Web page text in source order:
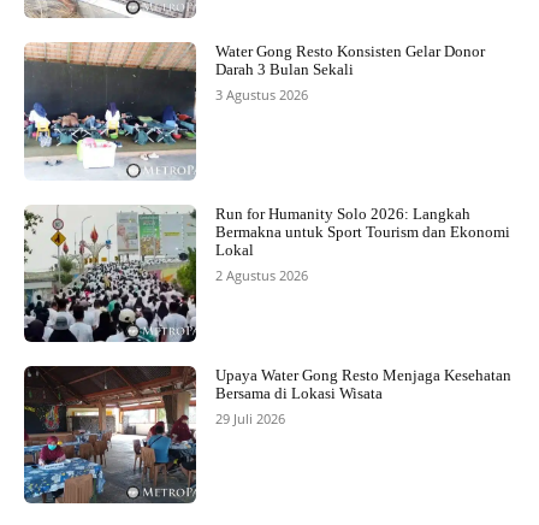
Water Gong Resto Konsisten Gelar Donor
Darah 3 Bulan Sekali
3 Agustus 2026
Run for Humanity Solo 2026: Langkah
Bermakna untuk Sport Tourism dan Ekonomi
Lokal
2 Agustus 2026
Upaya Water Gong Resto Menjaga Kesehatan
Bersama di Lokasi Wisata
29 Juli 2026